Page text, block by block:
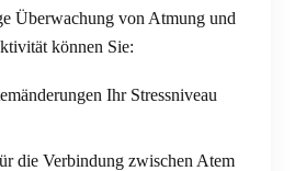
Überwachung von Atmung und
können Sie:
Ihr Stressniveau
die Verbindung zwischen Atem